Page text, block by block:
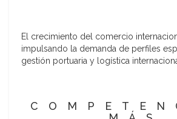
El crecimiento del comercio
impulsando la demanda de perfiles
gestión portuaria y logística